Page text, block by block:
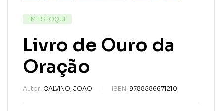
EM ESTOQUE
Livro de Ouro da
Oração
Autor: CALVINO, JOAO ISBN: 9788586671210